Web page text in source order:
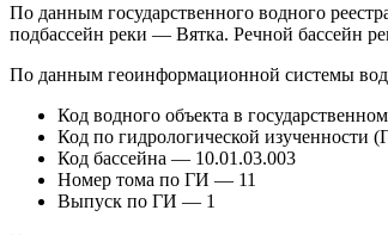
По данным государственного водного
подбассейн реки — Вятка. Речной бассейн
По данным геоинформационной системы
Код водного объекта в
Код по гидрологической изученности
Код бассейна — 10.01.03.003
Номер тома по ГИ — 11
Выпуск по ГИ — 1